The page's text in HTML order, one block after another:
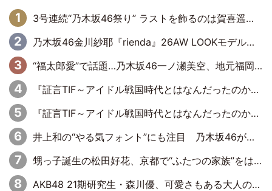
3号連続“乃木坂46祭り” ラストを飾るのは賀喜遥香…5年ぶりの登場に「5年分大人になった私を見ていただけたら」
乃木坂46金川紗耶『rienda』26AW LOOKモデルに就任
“福太郎愛”で話題…乃木坂46一ノ瀬美空、地元福岡『めんべい25周年トップサポーター』に就任
『証言TIF～アイドル戦国時代とはなんだったのか～』第6回：でんぱ組.inc・古川未鈴×相沢梨紗「『ハロプロやりたかったな』って言ったら、夢眠ねむさんに『てめえはでんぱ組．incなんだよ！』って肩パンされて(笑)」
『証言TIF～アイドル戦国時代とはなんだったのか～』第11回：私立恵比寿中学・真山りか×安本彩花「TIFで10年ぶりのキョンシーメイクをしたら、場を完全に引かせてしまって。時代が変わったんだなって」
井上和の“やる気フォント”にも注目 乃木坂46が挑んだ書道パフォーマンスの舞台裏
甥っ子誕生の松田好花、京都で“ふたつの家族”をはしご！ “母”黒谷友香に見送られ、“父”松岡昌宏とはハシゴ酒
AKB48 21期研究生・森川優、可愛さもある大人の女性に